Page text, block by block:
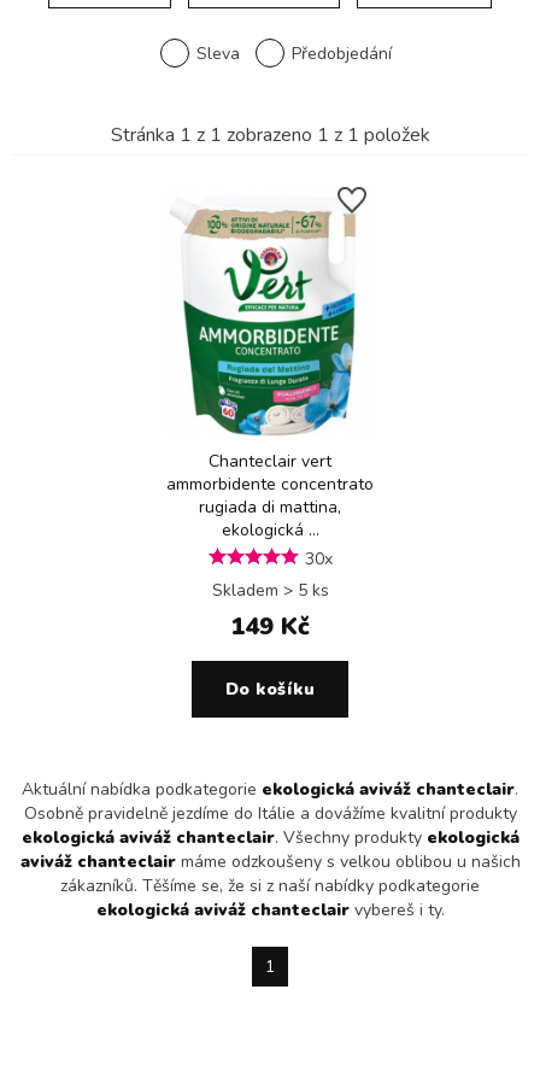
Sleva Předobjedání
Stránka 1 z 1 zobrazeno 1 z 1 položek
Chanteclair vert
ammorbidente concentrato
rugiada di mattina,
ekologická ...
30x
Skladem > 5 ks
149 Kč
Do košíku
Aktuální nabídka podkategorie ekologická aviváž chanteclair.
Osobně pravidelně jezdíme do Itálie a dovážíme kvalitní produkty
ekologická aviváž chanteclair. Všechny produkty ekologická
aviváž chanteclairmáme odzkoušeny s velkou oblibou u našich
zákazníků. Těšíme se, že si z naší nabídky podkategorie
ekologická aviváž chanteclairvybereš i ty.
1